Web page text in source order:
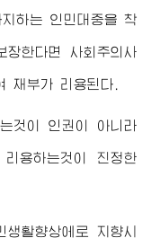
하는 인민대중을 착
한다면 사회주의사
재부가 리용된다.
것이 인권이 아니라
용하는것이 진정한
활향상에로 지향시